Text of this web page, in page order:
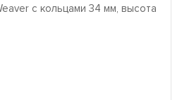
с кольцами 34 мм, высота